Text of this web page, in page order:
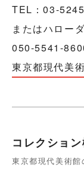
TEL：03-
またはハロー
050-5541-
東京都現代美
コレクショ
東京都現代美術